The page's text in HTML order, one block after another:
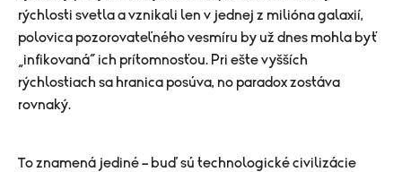
rýchlosti svetla a vznikali len v jednej z milióna galaxií,
polovica pozorovateľného vesmíru by už dnes mohla byť
„infikovaná“ ich prítomnosťou. Pri ešte vyšších
rýchlostiach sa hranica posúva, no paradox zostáva
rovnaký.
To znamená jediné – buď sú technologické civilizácie